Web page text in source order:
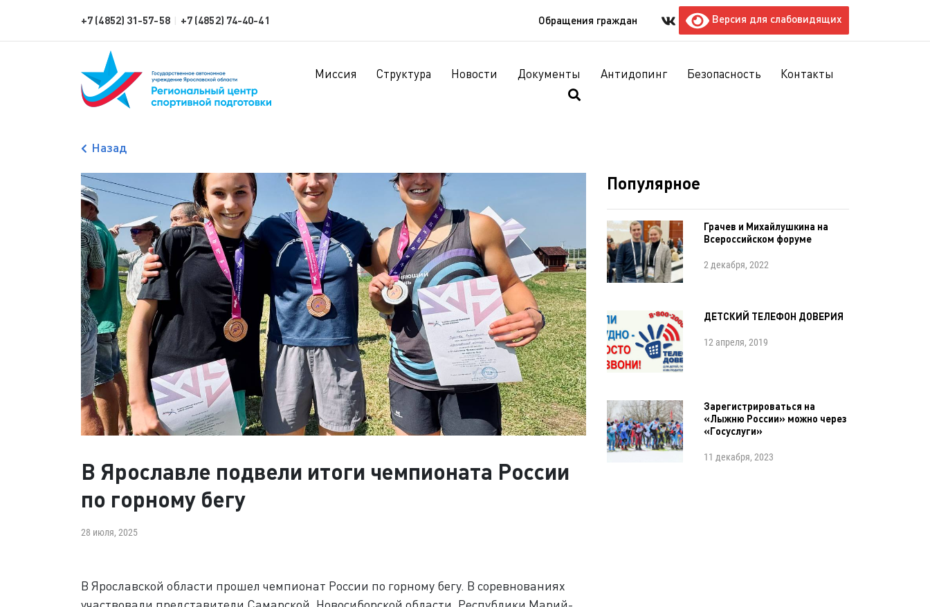
+7 (4852) 31-57-58 | +7 (4852) 74-40-41 Обращения граждан Версия для слабовидящих
Миссия Структура Новости Документы Антидопинг Безопасность Контакты
Назад
В Ярославле подвели итоги чемпионата России
по горному бегу
28 июля, 2025
В Ярославской области прошел чемпионат России по горному бегу. В соревнованиях
Популярное
Грачев и Михайлушкина на
Всероссийском форуме
2 декабря, 2022
ДЕТСКИЙ ТЕЛЕФОН ДОВЕРИЯ
12 апреля, 2019
Зарегистрироваться на
«Лыжню России» можно через
«Госуслуги»
11 декабря, 2023